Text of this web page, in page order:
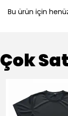
Bu ürün için
Çok